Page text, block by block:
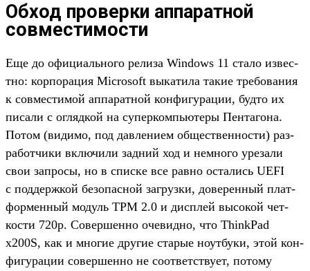
Обход проверки аппаратной
совместимости
Еще до офи­циаль­ного релиза Windows 11 ста­ло извес­
тно: кор­порация Microsoft выкати­ла такие тре­бова­ния
к сов­мести­мой аппа­рат­ной кон­фигура­ции, буд­то их
писали с оглядкой на супер­компь­юте­ры Пен­тагона.
Потом (видимо, под дав­лени­ем общес­твен­ности) раз­
работ­чики вклю­чили зад­ний ход и нем­ного уре­зали
свои зап­росы, но в спис­ке все рав­но оста­лись UEFI
с под­дер­жкой безопас­ной заг­рузки, доверен­ный плат­
формен­ный модуль TPM 2.0 и дис­плей высокой чет­
кости 720p. Совер­шенно оче­вид­но, что ThinkPad
x200S, как и мно­гие дру­гие ста­рые ноут­буки, этой кон­
фигура­ции совер­шенно не соот­ветс­тву­ет, потому